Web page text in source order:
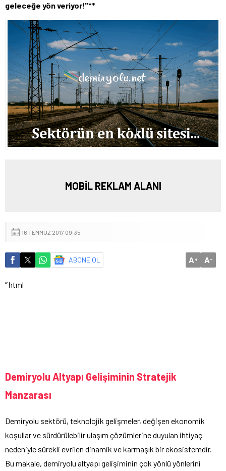
geleceğe yön veriyor!"**
MOBİL REKLAM ALANI
16 TEMMUZ 2017 09:35
ABONE OL A+ A-
“`html
Demiryolu Altyapı Gelişiminin Stratejik
Manzarası
Demiryolu sektörü, teknolojik gelişmeler, değişen ekonomik
koşullar ve sürdürülebilir ulaşım çözümlerine duyulan ihtiyaç
nedeniyle sürekli evrilen dinamik ve karmaşık bir ekosistemdir.
Bu makale, demiryolu altyapı gelişiminin çok yönlü yönlerini